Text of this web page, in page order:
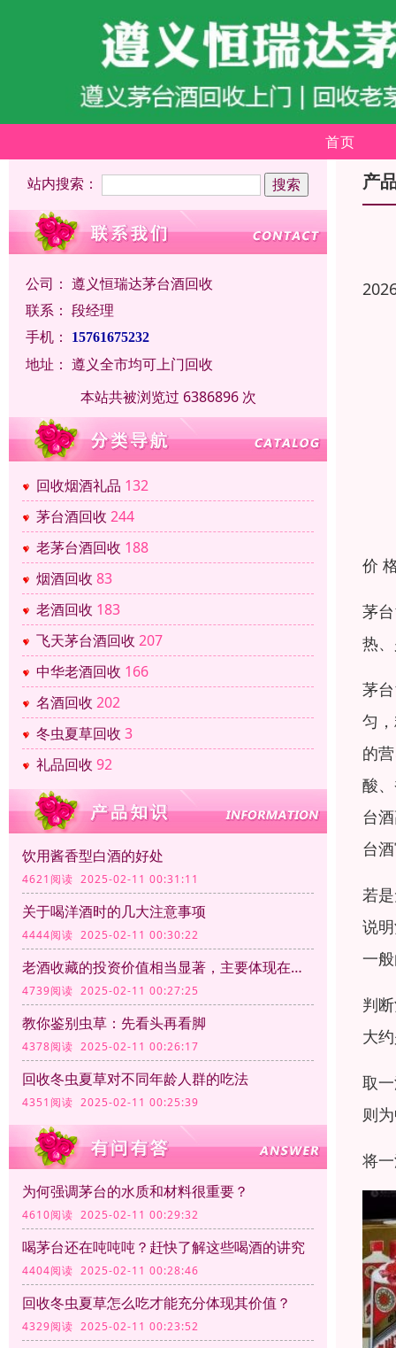
首页
站内搜索：
公司： 遵义恒瑞达茅台酒回收
联系： 段经理
手机：
15761675232
地址： 遵义全市均可上门回收
本站共被浏览过 6386896 次
回收烟酒礼品 132
茅台酒回收 244
老茅台酒回收 188
烟酒回收 83
老酒回收 183
飞天茅台酒回收 207
中华老酒回收 166
名酒回收 202
冬虫夏草回收 3
礼品回收 92
饮用酱香型白酒的好处
4621阅读 2025-02-11 00:31:11
关于喝洋酒时的几大注意事项
4444阅读 2025-02-11 00:30:22
老酒收藏的投资价值相当显著，主要体现在以下几个方面
4739阅读 2025-02-11 00:27:25
教你鉴别虫草：先看头再看脚
4378阅读 2025-02-11 00:26:17
回收冬虫夏草对不同年龄人群的吃法
4351阅读 2025-02-11 00:25:39
为何强调茅台的水质和材料很重要？
4610阅读 2025-02-11 00:29:32
喝茅台还在吨吨吨？赶快了解这些喝酒的讲究
4404阅读 2025-02-11 00:28:46
回收冬虫夏草怎么吃才能充分体现其价值？
4329阅读 2025-02-11 00:23:52
产
价
茅
热
茅
匀
的
酸
台
台
若
说
一
判
大
取
则
将